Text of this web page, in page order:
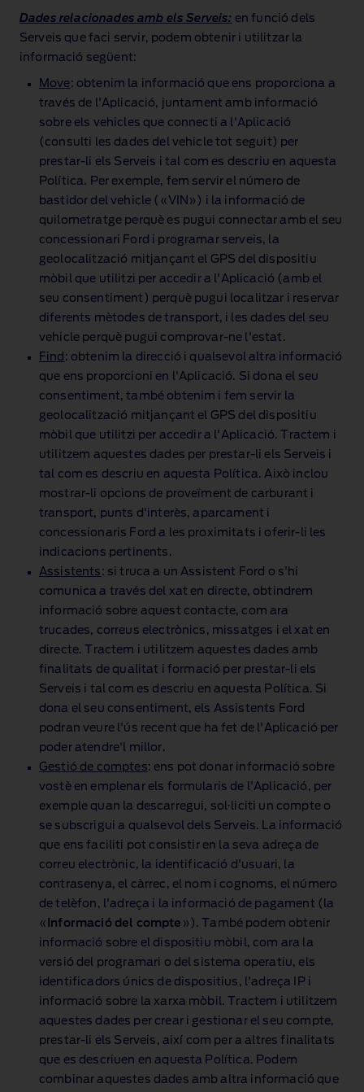
Dades relacionades amb els Serveis: en funció dels
Serveis que faci servir, podem obtenir i utilitzar la
informació següent:
Move: obtenim la informació que ens proporciona a
través de l'Aplicació, juntament amb informació
sobre els vehicles que connecti a l'Aplicació
(consulti les dades del vehicle tot seguit) per
prestar‑li els Serveis i tal com es descriu en aquesta
Política. Per exemple, fem servir el número de
bastidor del vehicle («VIN») i la informació de
quilometratge perquè es pugui connectar amb el seu
concessionari Ford i programar serveis, la
geolocalització mitjançant el GPS del dispositiu
mòbil que utilitzi per accedir a l'Aplicació (amb el
seu consentiment) perquè pugui localitzar i reservar
diferents mètodes de transport, i les dades del seu
vehicle perquè pugui comprovar‑ne l'estat.
Find : obtenim la direcció i qualsevol altra informació
que ens proporcioni en l'Aplicació. Si dona el seu
consentiment, també obtenim i fem servir la
geolocalització mitjançant el GPS del dispositiu
mòbil que utilitzi per accedir a l'Aplicació. Tractem i
utilitzem aquestes dades per prestar‑li els Serveis i
tal com es descriu en aquesta Política. Això inclou
mostrar‑li opcions de proveïment de carburant i
transport, punts d'interès, aparcament i
concessionaris Ford a les proximitats i oferir‑li les
indicacions pertinents.
Assistents : si truca a un Assistent Ford o s'hi
comunica a través del xat en directe, obtindrem
informació sobre aquest contacte, com ara
trucades, correus electrònics, missatges i el xat en
directe. Tractem i utilitzem aquestes dades amb
finalitats de qualitat i formació per prestar‑li els
Serveis i tal com es descriu en aquesta Política. Si
dona el seu consentiment, els Assistents Ford
podran veure l'ús recent que ha fet de l'Aplicació per
poder atendre'l millor.
Gestió de comptes: ens pot donar informació sobre
vostè en emplenar els formularis de l'Aplicació, per
exemple quan la descarregui, sol·liciti un compte o
se subscrigui a qualsevol dels Serveis. La informació
que ens faciliti pot consistir en la seva adreça de
correu electrònic, la identificació d'usuari, la
contrasenya, el càrrec, el nom i cognoms, el número
de telèfon, l'adreça i la informació de pagament (la
« Informació del compte »). També podem obtenir
informació sobre el dispositiu mòbil, com ara la
versió del programari o del sistema operatiu, els
identificadors únics de dispositius, l'adreça IP i
informació sobre la xarxa mòbil. Tractem i utilitzem
aquestes dades per crear i gestionar el seu compte,
prestar‑li els Serveis, així com per a altres finalitats
que es descriuen en aquesta Política. Podem
combinar aquestes dades amb altra informació que